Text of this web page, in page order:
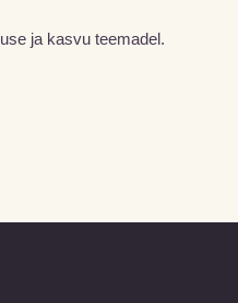
ja kasvu teemadel.